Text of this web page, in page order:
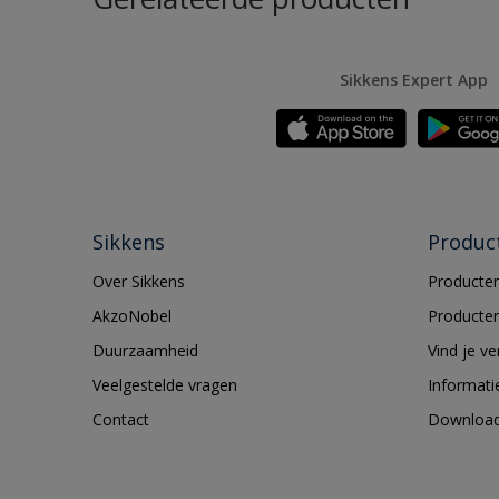
Sikkens Expert App
Sikkens
Over Sikkens
AkzoNobel
Duurzaamheid
Veelgestelde vragen
Contact
Vind je